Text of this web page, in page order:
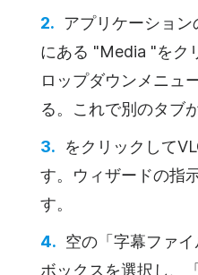
アプリケーショ
にある "Media "をク
ロップダウンメニュ
る。これで別のタブ
をクリックして
す。ウィザードの指
す。
空の「字幕ファ
ボックスを選択し、